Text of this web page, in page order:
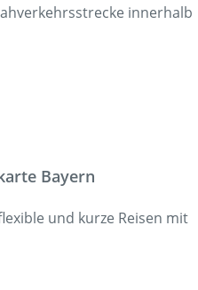
innerhalb
Bayern
und kurze Reisen mit